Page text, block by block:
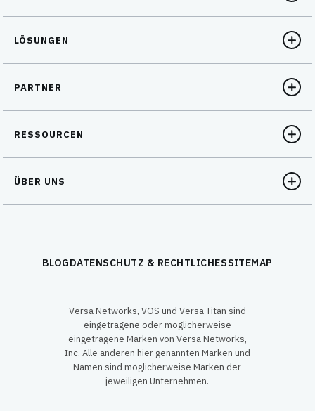
LÖSUNGEN
PARTNER
RESSOURCEN
ÜBER UNS
BLOGDATENSCHUTZ & RECHTLICHESSITEMAP
Versa Networks, VOS und Versa Titan sind
eingetragene oder möglicherweise
eingetragene Marken von Versa Networks,
Inc. Alle anderen hier genannten Marken und
Namen sind möglicherweise Marken der
jeweiligen Unternehmen.